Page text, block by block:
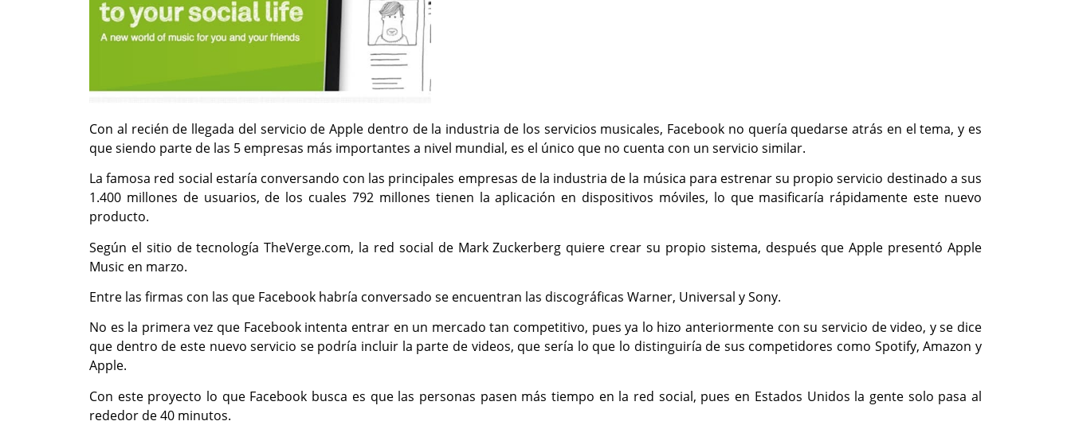
Con al recién de llegada del servicio de Apple dentro de la industria de los servicios musicales, Facebook no quería quedarse atrás en el tema, y es
que siendo parte de las 5 empresas más importantes a nivel mundial, es el único que no cuenta con un servicio similar.
La famosa red social estaría conversando con las principales empresas de la industria de la música para estrenar su propio servicio destinado a sus
1.400 millones de usuarios, de los cuales 792 millones tienen la aplicación en dispositivos móviles, lo que masificaría rápidamente este nuevo
producto.
Según el sitio de tecnología TheVerge.com, la red social de Mark Zuckerberg quiere crear su propio sistema, después que Apple presentó Apple
Music en marzo.
Entre las firmas con las que Facebook habría conversado se encuentran las discográficas Warner, Universal y Sony.
No es la primera vez que Facebook intenta entrar en un mercado tan competitivo, pues ya lo hizo anteriormente con su servicio de video, y se dice
que dentro de este nuevo servicio se podría incluir la parte de videos, que sería lo que lo distinguiría de sus competidores como Spotify, Amazon y
Apple.
Con este proyecto lo que Facebook busca es que las personas pasen más tiempo en la red social, pues en Estados Unidos la gente solo pasa al
rededor de 40 minutos.